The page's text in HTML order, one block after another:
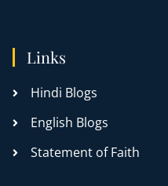
Links
Hindi Blogs
English Blogs
Statement of Faith